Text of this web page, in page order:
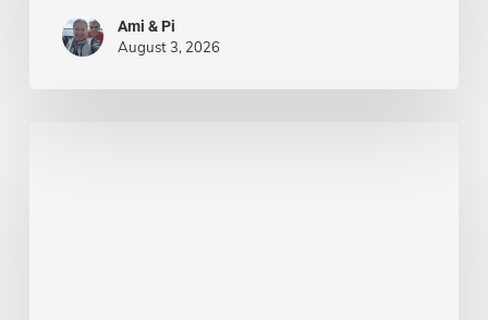
Ami & Pi
August 3, 2026